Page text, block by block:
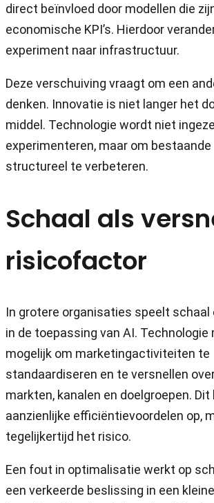
direct beïnvloed door modellen die
economische KPI’s. Hierdoor
experiment naar infrastructuur.
Deze verschuiving vraagt om een
denken. Innovatie is niet langer het
middel. Technologie wordt niet
experimenteren, maar om
structureel te verbeteren.
Schaal als
risicofactor
In grotere organisaties speelt schaal
in de toepassing van AI. Technologie
mogelijk om marketingactiviteiten te
standaardiseren en te versnellen
markten, kanalen en doelgroepen. Dit
aanzienlijke efficiëntievoordelen op,
tegelijkertijd het risico.
Een fout in optimalisatie werkt op
een verkeerde beslissing in een